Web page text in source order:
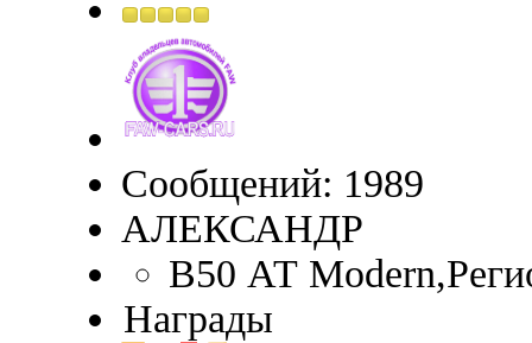
Сообщений: 1989
АЛЕКСАНДР
B50 АТ
Награды